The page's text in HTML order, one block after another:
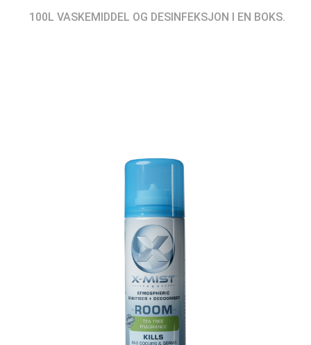
100L VASKEMIDDEL OG DESINFEKSJON I EN BOKS.